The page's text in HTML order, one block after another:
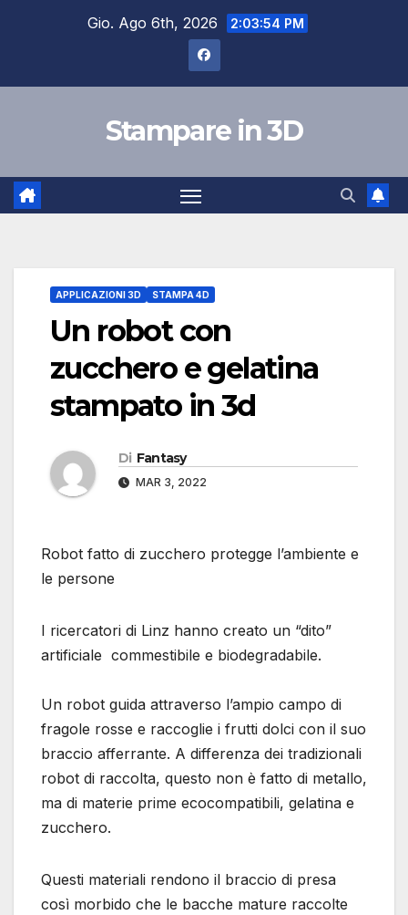
Gio. Ago 6th, 2026 2:03:55 PM
Stampare in 3D
APPLICAZIONI 3D STAMPA 4D
Un robot con
zucchero e gelatina
stampato in 3d
Di Fantasy
MAR 3, 2022
Robot fatto di zucchero protegge l’ambiente e
le persone
I ricercatori di Linz hanno creato un “dito”
artificiale commestibile e biodegradabile.
Un robot guida attraverso l’ampio campo di
fragole rosse e raccoglie i frutti dolci con il suo
braccio afferrante. A differenza dei tradizionali
robot di raccolta, questo non è fatto di metallo,
ma di materie prime ecocompatibili, gelatina e
zucchero.
Questi materiali rendono il braccio di presa
così morbido che le bacche mature raccolte